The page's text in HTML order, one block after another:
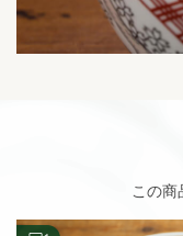
この